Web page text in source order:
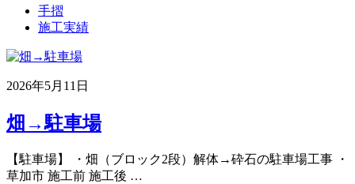
手摺
施工実績
2026年5月11日
畑→駐車場
【駐車場】 ・畑（ブロック2段）解体→砕石の駐車場工事 ・
草加市 施工前 施工後 …